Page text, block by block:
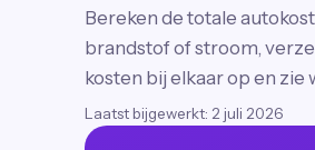
Bereken de totale
brandstof of stroom,
kosten bij elkaar op en zie
Laatst bijgewerkt: 2 juli 2026